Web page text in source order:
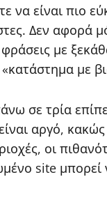
είναι πιο
Δεν αφορά
με
με
σε τρία
αργό,
οι
site μπορεί